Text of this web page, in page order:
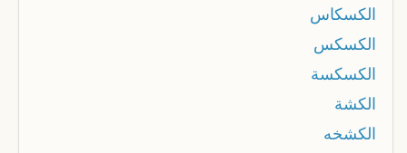
الكسكاس
الكسكس
الكسكسة
الكشة
الكشخه